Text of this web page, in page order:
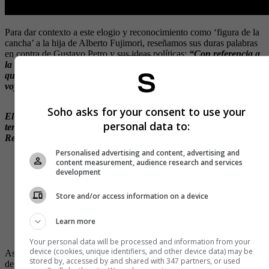
Para dar contexto a este elogio y reconocimiento como ‘figura de la
cancha’ a la hija de Alberto Fujimori, reseñamos sus duras palabras
en contra de Gustavo Petro y sus ideas políticas:“Con referencia a
la crisis de injerencia internacional que hemos visto, lo único que
quiero señalar, después de las declaraciones del señor Petro. Le
voy a pedir públicamente que no meta su ‘nariz roja’ en el Perú.
El Perú ha derrotado al terrorismo y no vamos a aceptar el
terrorismo exterior, para que se involucre en nuestro país…
Repudio total al guerrillero Gustavo Petro”
"Quiero enviar mi abrazo fraterno al pueblo
colombiano pero mi repudio total al guerrillero Gustavo
Poema a cargo de Keiko Fujimori
pic.twitter.com/YDYp8LVSvA
— La República (@RepublicaNow)
Así, una vez más, Carlos Antonio Vélez deja ver su postura política
de forma abierta y en espacios que son netamente deportivos. Sin
Soho asks for your consent to use your
personal data to:
Personalised advertising and content, advertising and
content measurement, audience research and services
development
Store and/or access information on a device
Learn more
Your personal data will be processed and information from your
device (cookies, unique identifiers, and other device data) may be
stored by, accessed by and shared with 347 partners, or used